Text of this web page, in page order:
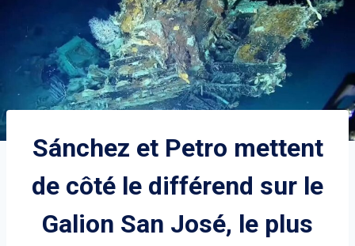
Sánchez et Petro mettent
de côté le différend sur le
Galion San José, le plus